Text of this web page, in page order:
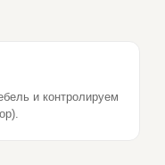
и контролируем